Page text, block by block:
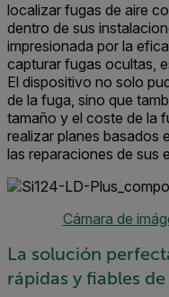
localizar fugas de aire
dentro de sus
impresionada por la
capturar fugas ocultas,
El dispositivo no solo
de la fuga, sino que
tamaño y el coste de la
realizar planes basados
las reparaciones de sus
Cámara de
La solución
rápidas y fiables